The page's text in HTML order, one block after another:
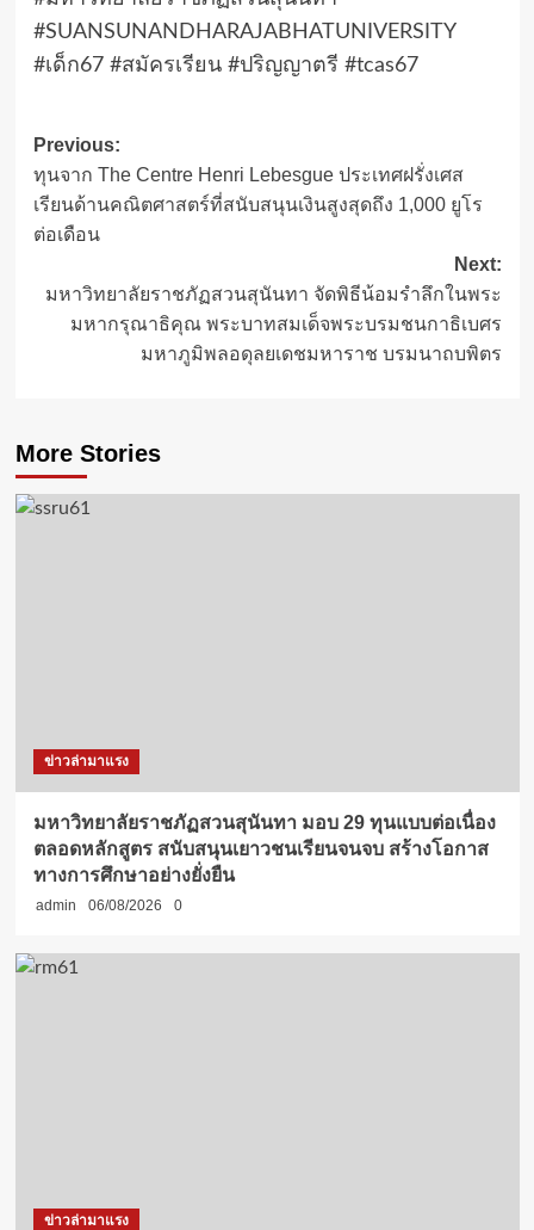
#SUANSUNANDHARAJABHATUNIVERSITY
#เด็ก67 #สมัครเรียน #ปริญญาตรี #tcas67
Post
navigation
Previous:
ทุนจาก The Centre Henri Lebesgue ประเทศฝรั่งเศส
เรียนด้านคณิตศาสตร์ที่สนับสนุนเงินสูงสุดถึง 1,000 ยูโร
ต่อเดือน
Next:
มหาวิทยาลัยราชภัฏสวนสุนันทา จัดพิธีน้อมรำลึกในพระ
มหากรุณาธิคุณ พระบาทสมเด็จพระบรมชนกาธิเบศร
มหาภูมิพลอดุลยเดชมหาราช บรมนาถบพิตร
More Stories
ข่าวล่ามาแรง
มหาวิทยาลัยราชภัฏสวนสุนันทา มอบ 29 ทุนแบบต่อเนื่อง
ตลอดหลักสูตร สนับสนุนเยาวชนเรียนจนจบ สร้างโอกาส
ทางการศึกษาอย่างยั่งยืน
admin 06/08/2026 0
ข่าวล่ามาแรง